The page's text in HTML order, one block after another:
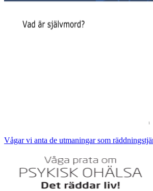
Vågar vi anta de utmaningar som